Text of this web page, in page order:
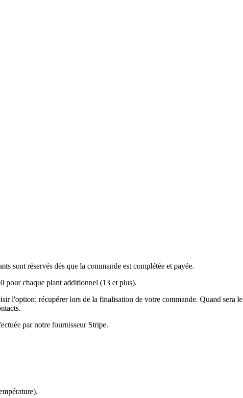
sont réservés dès que la commande est complétée et payée.
pour chaque plant additionnel (13 et plus).
l'option: récupérer lors de la finalisation de votre commande. Quand sera
par notre fournisseur Stripe.